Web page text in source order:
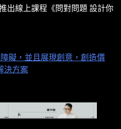
出線上課程《問對問題 設計你
礙，並且展現創意，創造價
決方案